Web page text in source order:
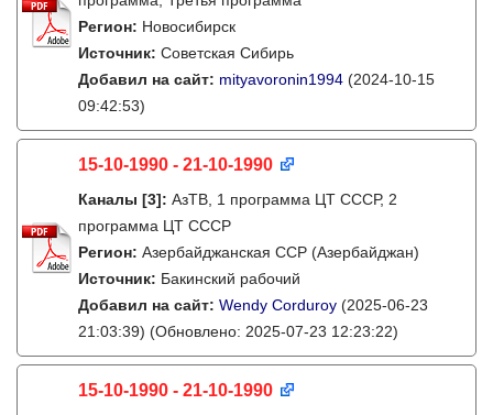
Регион: Новосибирск
Источник: Советская Сибирь
Добавил на сайт: mityavoronin1994 (2024-10-15
09:42:53)
15-10-1990 - 21-10-1990
Каналы [3]: АзТВ, 1 программа ЦТ СССР, 2
программа ЦТ СССР
Регион: Азербайджанская ССР (Азербайджан)
Источник: Бакинский рабочий
Добавил на сайт: Wendy Corduroy (2025-06-23
21:03:39) (Обновлено: 2025-07-23 12:23:22)
15-10-1990 - 21-10-1990